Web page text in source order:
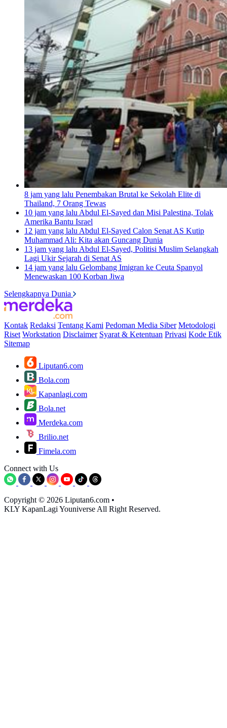
8 jam yang lalu Penembakan Brutal ke Sekolah Elite di
Thailand, 7 Orang Tewas
10 jam yang lalu Abdul El-Sayed dan Misi Palestina, Tolak
Amerika Bantu Israel
12 jam yang lalu Abdul El-Sayed Calon Senat AS Kutip
Muhammad Ali: Kita akan Guncang Dunia
13 jam yang lalu Abdul El-Sayed, Politisi Muslim Selangkah
Lagi Ukir Sejarah di Senat AS
14 jam yang lalu Gelombang Imigran ke Ceuta Spanyol
Menewaskan 100 Korban Jiwa
Selengkapnya Dunia
Kontak Redaksi Tentang Kami Pedoman Media Siber Metodologi
Riset Workstation Disclaimer Syarat & Ketentuan Privasi Kode Etik
Sitemap
Liputan6.com
Bola.com
Kapanlagi.com
Bola.net
Merdeka.com
Brilio.net
Fimela.com
Connect with Us
Copyright © 2026 Liputan6.com •
KLY KapanLagi Youniverse All Right Reserved.